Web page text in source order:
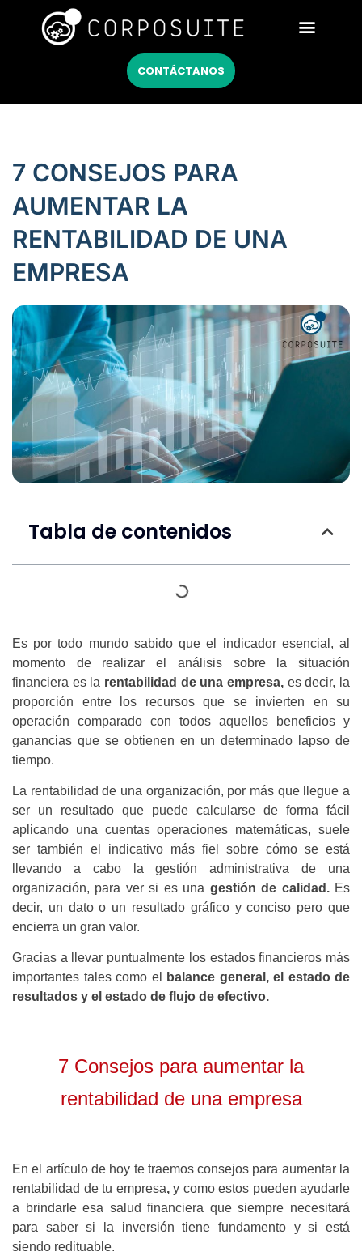
CONTÁCTANOS
7 CONSEJOS PARA
AUMENTAR LA
RENTABILIDAD DE UNA
EMPRESA
Tabla de contenidos
Es por todo mundo sabido que el indicador esencial, al
momento de realizar el análisis sobre la situación
financiera es la rentabilidad de una empresa, es decir, la
proporción entre los recursos que se invierten en su
operación comparado con todos aquellos beneficios y
ganancias que se obtienen en un determinado lapso de
tiempo.
La rentabilidad de una organización, por más que llegue a
ser un resultado que puede calcularse de forma fácil
aplicando una cuentas operaciones matemáticas, suele
ser también el indicativo más fiel sobre cómo se está
llevando a cabo la gestión administrativa de una
organización, para ver si es una gestión de calidad. Es
decir, un dato o un resultado gráfico y conciso pero que
encierra un gran valor.
Gracias a llevar puntualmente los estados financieros más
importantes tales como el
balance general, el estado de
resultados y el estado de flujo de efectivo.
7 Consejos para aumentar la
rentabilidad de una empresa
En el artículo de hoy te traemos consejos para aumentar la
rentabilidad de tu empresa,y como estos pueden ayudarle
a brindarle esa salud financiera que siempre necesitará
para saber si la inversión tiene fundamento y si está
siendo redituable.